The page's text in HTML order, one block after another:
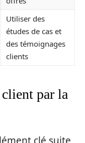
Utiliser des
études de cas et
des témoignages
clients
par la
clé suite